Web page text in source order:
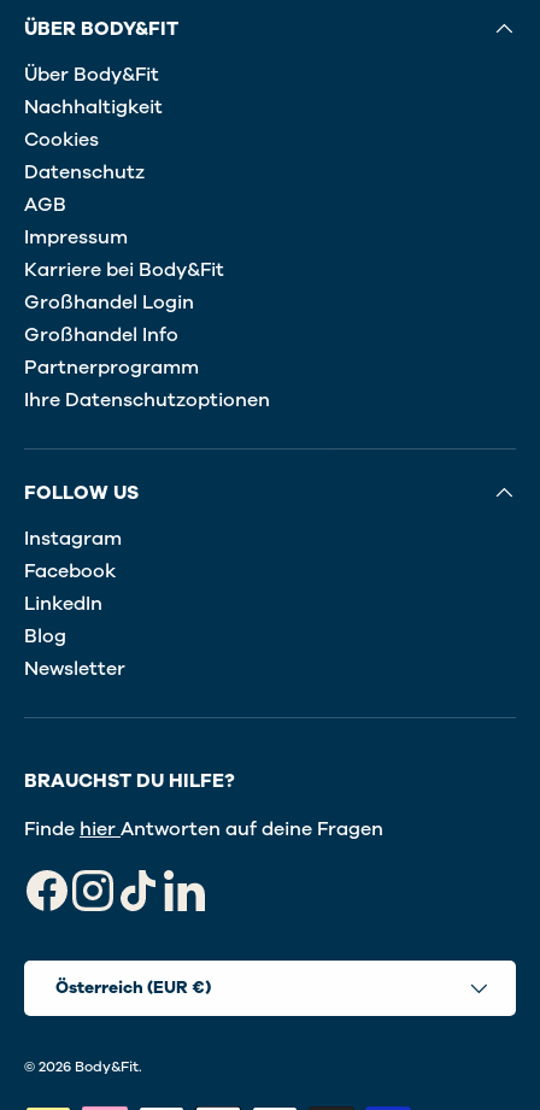
ÜBER BODY&FIT
Über Body&Fit
Nachhaltigkeit
Cookies
Datenschutz
AGB
Impressum
Karriere bei Body&Fit
Großhandel Login
Großhandel Info
Partnerprogramm
Ihre Datenschutzoptionen
FOLLOW US
Instagram
Facebook
LinkedIn
Blog
Newsletter
BRAUCHST DU HILFE?
Finde hierAntworten auf deine Fragen
FacebookInstagram
TikTokLinkedIn
Land/Region
Österreich (EUR €)
© 2026 Body&Fit.